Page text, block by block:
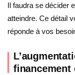
Il faudra se décider
atteindre. Ce détail
réponde à vos
financement